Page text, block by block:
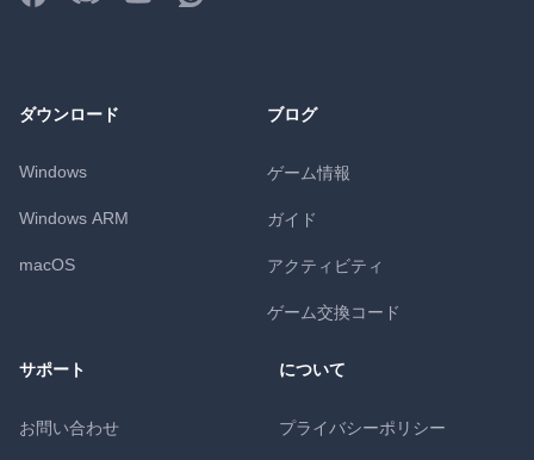
ダウンロード
Windows
Windows ARM
macOS
ブログ
ゲーム情報
ガイド
アクティビティ
ゲーム交換コード
サポート
お問い合わせ
について
プライバシーポリシー